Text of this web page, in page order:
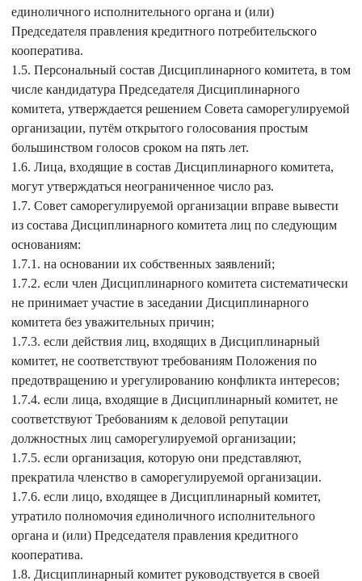
единоличного исполнительного органа и (или)
Председателя правления кредитного потребительского
кооператива.
1.5. Персональный состав Дисциплинарного комитета, в том
числе кандидатура Председателя Дисциплинарного
комитета, утверждается решением Совета саморегулируемой
организации, путём открытого голосования простым
большинством голосов сроком на пять лет.
1.6. Лица, входящие в состав Дисциплинарного комитета,
могут утверждаться неограниченное число раз.
1.7. Совет саморегулируемой организации вправе вывести
из состава Дисциплинарного комитета лиц по следующим
основаниям:
1.7.1. на основании их собственных заявлений;
1.7.2. если член Дисциплинарного комитета систематически
не принимает участие в заседании Дисциплинарного
комитета без уважительных причин;
1.7.3. если действия лиц, входящих в Дисциплинарный
комитет, не соответствуют требованиям Положения по
предотвращению и урегулированию конфликта интересов;
1.7.4. если лица, входящие в Дисциплинарный комитет, не
соответствуют Требованиям к деловой репутации
должностных лиц саморегулируемой организации;
1.7.5. если организация, которую они представляют,
прекратила членство в саморегулируемой организации.
1.7.6. если лицо, входящее в Дисциплинарный комитет,
утратило полномочия единоличного исполнительного
органа и (или) Председателя правления кредитного
кооператива.
1.8. Дисциплинарный комитет руководствуется в своей